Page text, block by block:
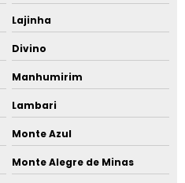
Lajinha
Divino
Manhumirim
Lambari
Monte Azul
Monte Alegre de Minas